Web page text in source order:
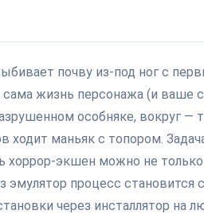
почву из-под ног с
жизнь персонажа (и ваше
особняке, вокруг —
ходит маньяк с топором.
хоррор-экшен можно не
процесс становится
через инсталлятор на